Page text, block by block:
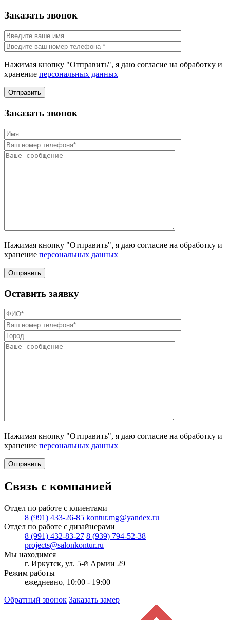
Заказать звонок
Нажимая кнопку "Отправить", я даю согласие на обработку и
хранение персональных данных
Отправить
Заказать звонок
Нажимая кнопку "Отправить", я даю согласие на обработку и
хранение персональных данных
Отправить
Оставить заявку
Нажимая кнопку "Отправить", я даю согласие на обработку и
хранение персональных данных
Отправить
Связь с компанией
Отдел по работе с клиентами
8 (991) 433-26-85 kontur.mg@yandex.ru
Отдел по работе с дизайнерами
8 (991) 432-83-27 8 (939) 794-52-38
projects@salonkontur.ru
Мы находимся
г. Иркутск, ул. 5-й Армии 29
Режим работы
ежедневно, 10:00 - 19:00
Обратный звонок Заказать замер